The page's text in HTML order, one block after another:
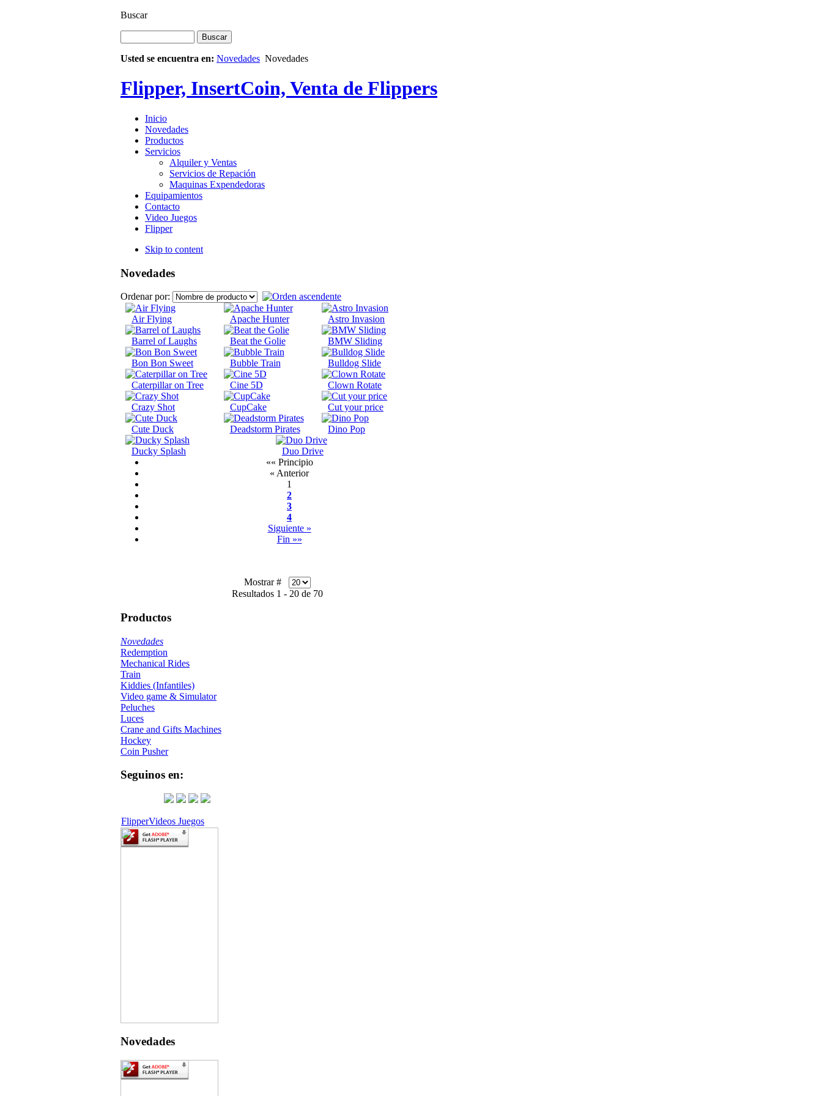
Buscar
Usted se encuentra en: Novedades Novedades
Flipper, InsertCoin, Venta de Flippers
Inicio
Novedades
Productos
Servicios
Alquiler y Ventas
Servicios de Repación
Maquinas Expendedoras
Equipamientos
Contacto
Video Juegos
Flipper
Skip to content
Novedades
Ordenar por:
Air Flying Apache Hunter Astro Invasion
Barrel of Laughs Beat the Golie BMW Sliding
Bon Bon Sweet Bubble Train Bulldog Slide
Caterpillar on Tree Cine 5D Clown Rotate
Crazy Shot CupCake Cut your price
Cute Duck Deadstorm Pirates Dino Pop
Ducky Splash
Duo Drive
«« Principio
« Anterior
1
2
3
4
Siguiente »
Fin »»
Mostrar #
Resultados 1 - 20 de 70
Productos
Novedades
Redemption
Mechanical Rides
Train
Kiddies (Infantiles)
Video game & Simulator
Peluches
Luces
Crane and Gifts Machines
Hockey
Coin Pusher
Seguinos en:
FlipperVideos Juegos
Novedades